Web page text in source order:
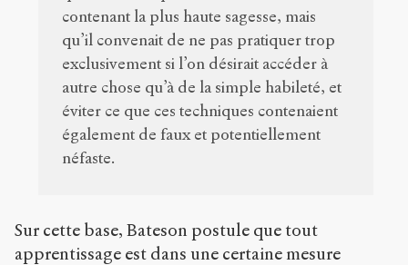
contenant la plus haute sagesse, mais
qu’il convenait de ne pas pratiquer trop
exclusivement si l’on désirait accéder à
autre chose qu’à de la simple habileté, et
éviter ce que ces techniques contenaient
également de faux et potentiellement
néfaste.
Sur cette base, Bateson postule que tout
apprentissage est dans une certaine mesure